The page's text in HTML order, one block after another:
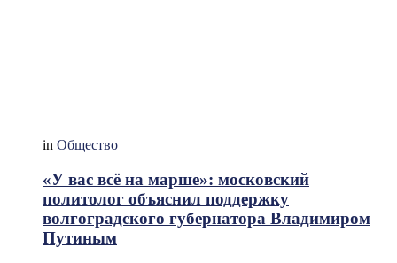
in Общество
«У вас всё на марше»: московский
политолог объяснил поддержку
волгоградского губернатора Владимиром
Путиным